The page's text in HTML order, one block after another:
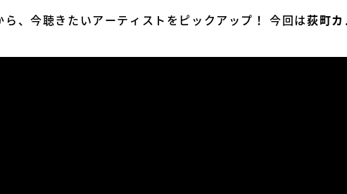
、今聴きたいアーティストをピックアップ！ 今回は荻町カ